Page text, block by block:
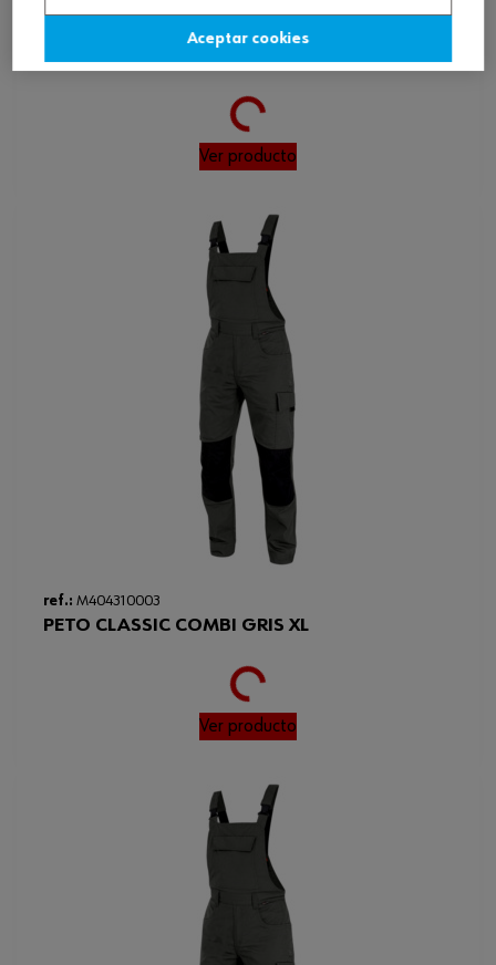
Loading...
Ver producto
ref.: M404310003
PETO CLASSIC COMBI GRIS XL
Loading...
Ver producto
Aceptar cookies